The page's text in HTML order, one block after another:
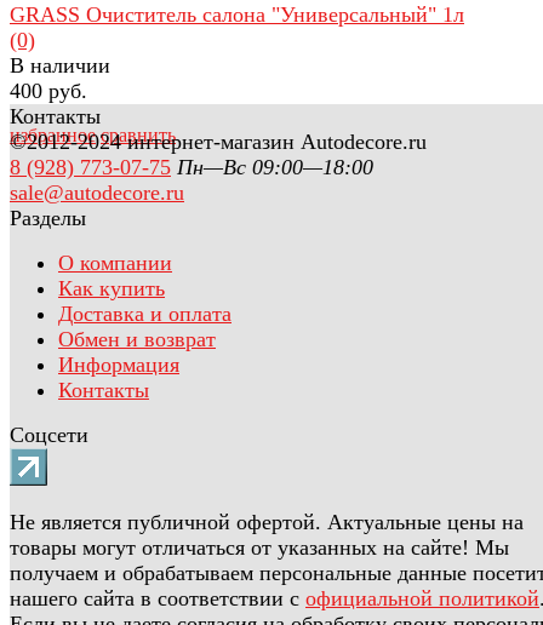
избранное сравнить
GRASS Очиститель салона "Универсальный" 1л
(0)
В наличии
400 руб.
Контакты
©2012-2024 интернет-магазин Autodecore.ru
8 (928) 773-07-75 Пн—Вс 09:00—18:00
sale@autodecore.ru
Разделы
О компании
Как купить
Доставка и оплата
Обмен и возврат
Информация
Контакты
Соцсети
Не является публичной офертой. Актуальные цены на
товары могут отличаться от указанных на сайте! Мы
получаем и обрабатываем персональные данные
нашего сайта в соответствии с официальной политикой